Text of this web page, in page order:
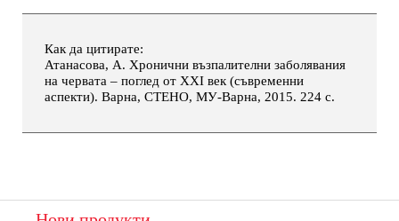
Как да цитирате:
Атанасова, А. Хронични възпалителни заболявания
на червата – поглед от ХХІ век (съвременни
аспекти). Варна, СТЕНО, МУ-Варна, 2015. 224 с.